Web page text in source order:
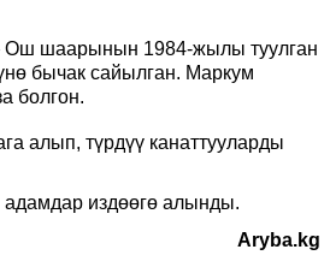
Ош шаарынын 1984-жылы туулган
бычак сайылган. Маркум
болгон.
алып, түрдүү канаттууларды
адамдар издөөгө алынды.
Aryba.kg